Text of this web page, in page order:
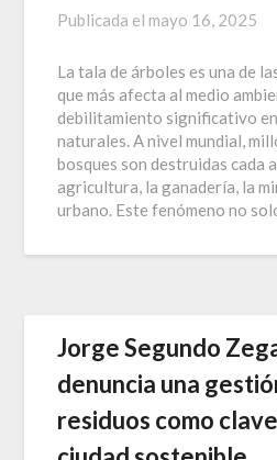
Publicada el mayo 16, 2025
La tala de árboles es una de
que más afecta al medio
debilitamiento significativo
naturales. A nivel mundial,
bosques son destruidas cada
agricultura, la ganadería, la
urbano. Este fenómeno no
Jorge Segundo
denuncia una
residuos como